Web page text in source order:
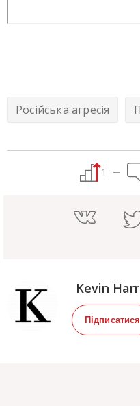
Російська агресія
1
Kevin
Підписатися